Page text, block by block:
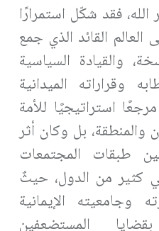
فقد شكّل استمرارًا
العالم القائد الذي جمع
والقيادة السياسية
وقراراته الميدانية
استراتيجيًا للأمة
والمنطقة، بل وكان أثر
طبقات المجتمعات
كثير من الدول، حيثٌ
وجامعيته الإيمانية
المستضعفين